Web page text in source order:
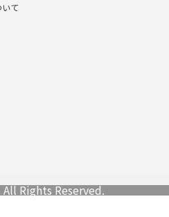
て
Rights Reserved.